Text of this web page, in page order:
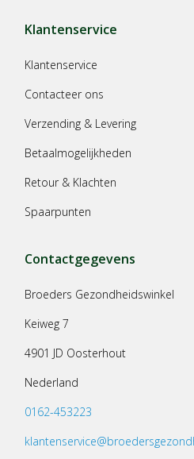
Klantenservice
Klantenservice
Contacteer ons
Verzending & Levering
Betaalmogelijkheden
Retour & Klachten
Spaarpunten
Contactgegevens
Broeders Gezondheidswinkel
Keiweg 7
4901 JD Oosterhout
Nederland
0162-453223